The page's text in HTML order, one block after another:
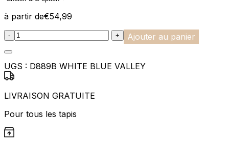
à partir de€54,99
:product_name quantity
- + Ajouter au panier
UGS : D889B WHITE BLUE VALLEY
LIVRAISON GRATUITE
Pour tous les tapis